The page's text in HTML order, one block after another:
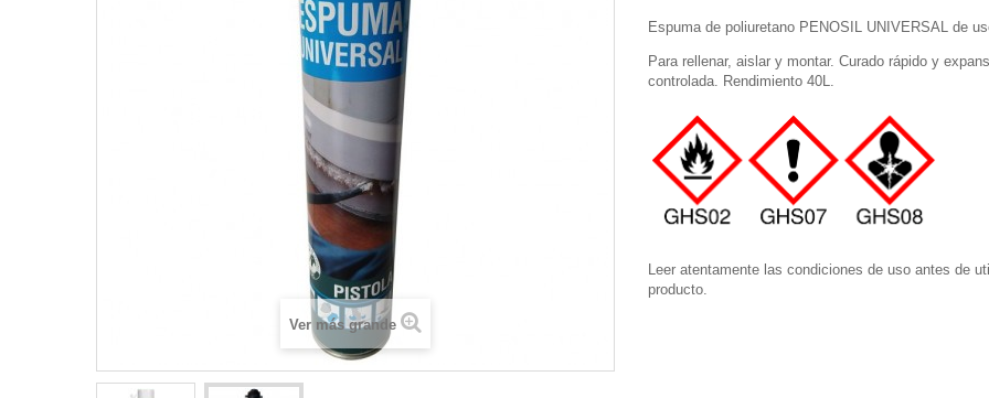
Ver más grande
Espuma de poliuretano PENOSIL UNIVERSAL de
Para rellenar, aislar y montar. Curado rápido y
controlada. Rendimiento 40L.
Leer atentamente las condiciones de uso antes de
producto.